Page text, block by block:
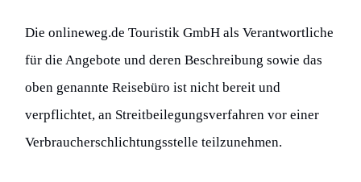
Die onlineweg.de Touristik GmbH als Verantwortliche
für die Angebote und deren Beschreibung sowie das
oben genannte Reisebüro ist nicht bereit und
verpflichtet, an Streitbeilegungsverfahren vor einer
Verbraucherschlichtungsstelle teilzunehmen.